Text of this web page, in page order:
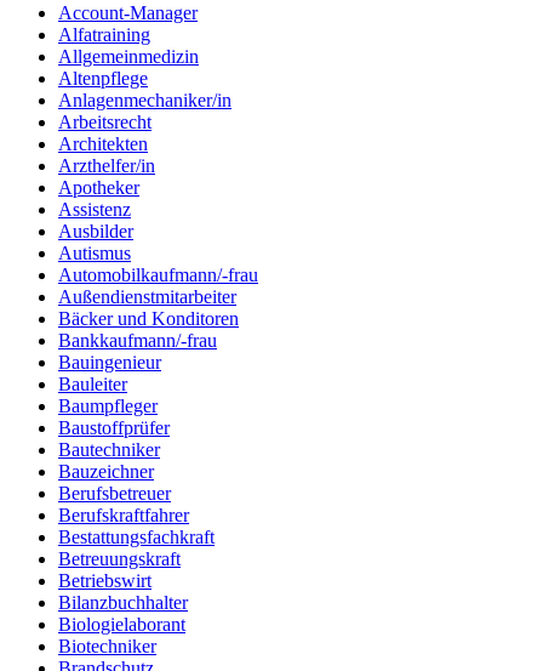
Account-Manager
Alfatraining
Allgemeinmedizin
Altenpflege
Anlagenmechaniker/in
Arbeitsrecht
Architekten
Arzthelfer/in
Apotheker
Assistenz
Ausbilder
Autismus
Automobilkaufmann/-frau
Außendienstmitarbeiter
Bäcker und Konditoren
Bankkaufmann/-frau
Bauingenieur
Bauleiter
Baumpfleger
Baustoffprüfer
Bautechniker
Bauzeichner
Berufsbetreuer
Berufskraftfahrer
Bestattungsfachkraft
Betreuungskraft
Betriebswirt
Bilanzbuchhalter
Biologielaborant
Biotechniker